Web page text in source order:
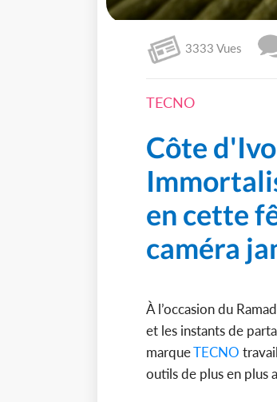
3333 Vues
TECNO
Côte
en cette
caméra
À l’occasion du
et les instants de
marqueTECNO
outils de plus en plus